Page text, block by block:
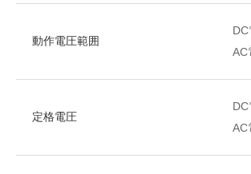
動作電圧範囲
DC
AC
定格電圧
AC